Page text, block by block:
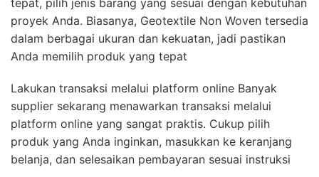
tepat, pilih jenis barang yang sesuai dengan kebutuhan
proyek Anda. Biasanya, Geotextile Non Woven tersedia
dalam berbagai ukuran dan kekuatan, jadi pastikan
Anda memilih produk yang tepat
Lakukan transaksi melalui platform online Banyak
supplier sekarang menawarkan transaksi melalui
platform online yang sangat praktis. Cukup pilih
produk yang Anda inginkan, masukkan ke keranjang
belanja, dan selesaikan pembayaran sesuai instruksi